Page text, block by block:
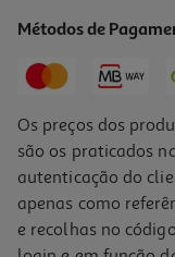
Métodos de
Os preços dos
são os praticados
autenticação do
apenas como
e recolhas no